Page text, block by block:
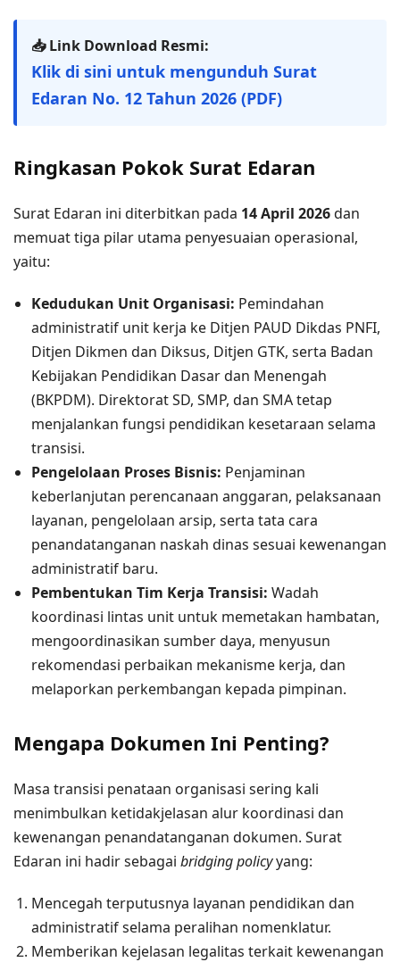
📥 Link Download Resmi:
Klik di sini untuk mengunduh Surat
Edaran No. 12 Tahun 2026 (PDF)
Ringkasan Pokok Surat Edaran
Surat Edaran ini diterbitkan pada 14 April 2026dan
memuat tiga pilar utama penyesuaian operasional,
yaitu:
Kedudukan Unit Organisasi: Pemindahan
administratif unit kerja ke Ditjen PAUD Dikdas PNFI,
Ditjen Dikmen dan Diksus, Ditjen GTK, serta Badan
Kebijakan Pendidikan Dasar dan Menengah
(BKPDM). Direktorat SD, SMP, dan SMA tetap
menjalankan fungsi pendidikan kesetaraan selama
transisi.
Pengelolaan Proses Bisnis: Penjaminan
keberlanjutan perencanaan anggaran, pelaksanaan
layanan, pengelolaan arsip, serta tata cara
penandatanganan naskah dinas sesuai kewenangan
administratif baru.
Pembentukan Tim Kerja Transisi: Wadah
koordinasi lintas unit untuk memetakan hambatan,
mengoordinasikan sumber daya, menyusun
rekomendasi perbaikan mekanisme kerja, dan
melaporkan perkembangan kepada pimpinan.
Mengapa Dokumen Ini Penting?
Masa transisi penataan organisasi sering kali
menimbulkan ketidakjelasan alur koordinasi dan
kewenangan penandatanganan dokumen. Surat
Edaran ini hadir sebagai bridging policyyang:
Mencegah terputusnya layanan pendidikan dan
administratif selama peralihan nomenklatur.
Memberikan kejelasan legalitas terkait kewenangan